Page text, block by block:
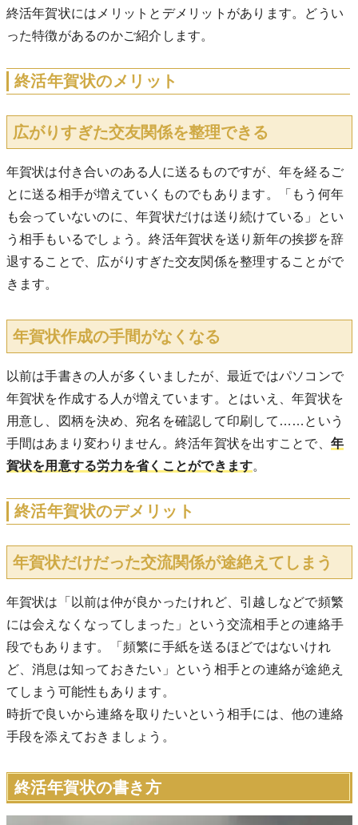
終活年賀状にはメリットとデメリットがあります。どうい
った特徴があるのかご紹介します。
終活年賀状のメリット
広がりすぎた交友関係を整理できる
年賀状は付き合いのある人に送るものですが、年を経るご
とに送る相手が増えていくものでもあります。「もう何年
も会っていないのに、年賀状だけは送り続けている」とい
う相手もいるでしょう。終活年賀状を送り新年の挨拶を辞
退することで、広がりすぎた交友関係を整理することがで
きます。
年賀状作成の手間がなくなる
以前は手書きの人が多くいましたが、最近ではパソコンで
年賀状を作成する人が増えています。とはいえ、年賀状を
用意し、図柄を決め、宛名を確認して印刷して……という
手間はあまり変わりません。終活年賀状を出すことで、 年
賀状を用意する労力を省く ことができます。
終活年賀状のデメリット
年賀状だけだった交流関係が途絶えてしまう
年賀状は「以前は仲が良かったけれど、引越しなどで頻繁
には会えなくなってしまった」という交流相手との連絡手
段でもあります。「頻繁に手紙を送るほどではないけれ
ど、消息は知っておきたい」という相手との連絡が途絶え
てしまう可能性もあります。
時折で良いから連絡を取りたいという相手には、他の連絡
手段を添えておきましょう。
終活年賀状の書き方